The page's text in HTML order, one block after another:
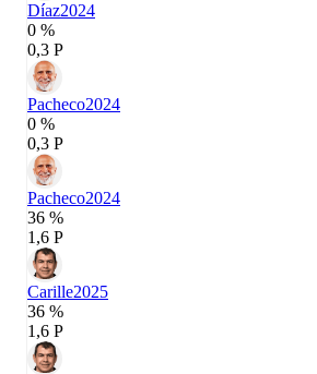
Díaz2024
0 %
0,3 P
Pacheco2024
0 %
0,3 P
Pacheco2024
36 %
1,6 P
Carille2025
36 %
1,6 P